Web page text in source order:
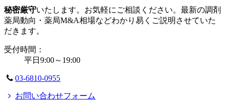
秘密厳守いたします。お気軽にご相談ください。最新の調剤
薬局動向・薬局M&A相場などわかり易くご説明させていた
だきます。
受付時間：
平日9:00～19:00
03-6810-0955
お問い合わせフォーム